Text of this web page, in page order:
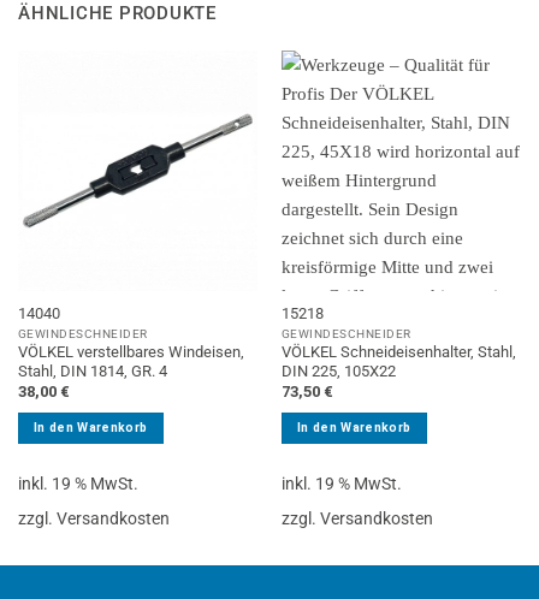
ÄHNLICHE PRODUKTE
14040
GEWINDESCHNEIDER
VÖLKEL verstellbares Windeisen,
Stahl, DIN 1814, GR. 4
38,00 €
In den Warenkorb
inkl. 19 % MwSt.
zzgl. Versandkosten
15218
GEWINDESCHNEIDER
VÖLKEL Schneideisenhalter, Stahl,
DIN 225, 105X22
73,50 €
In den Warenkorb
inkl. 19 % MwSt.
zzgl. Versandkosten